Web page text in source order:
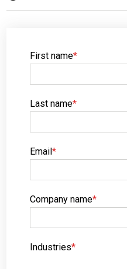
First name*
Last name*
Email*
Company name*
Industries*